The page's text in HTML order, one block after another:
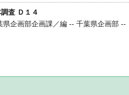
査 Ｄ１４
県企画部企画課／編 -- 千葉県企画部 --